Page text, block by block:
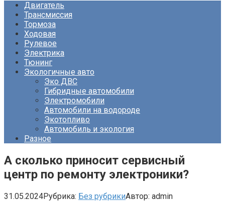
Двигатель
Трансмиссия
Тормоза
Ходовая
Рулевое
Электрика
Тюнинг
Экологичные авто
Эко ДВС
Гибридные автомобили
Электромобили
Автомобили на водороде
Экотопливо
Автомобиль и экология
Разное
А сколько приносит сервисный
центр по ремонту электроники?
31.05.2024Рубрика: Без рубрикиАвтор: admin